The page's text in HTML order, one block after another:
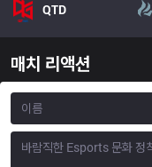
QTD
매치 리액션